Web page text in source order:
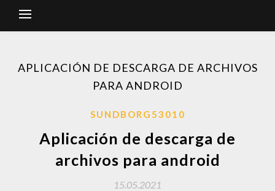
APLICACIÓN DE DESCARGA DE ARCHIVOS
PARA ANDROID
SUNDBORG53010
Aplicación de descarga de
archivos para android
15.05.2021